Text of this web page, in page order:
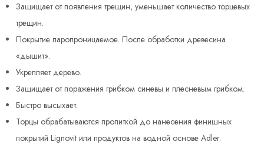
Защищает от появления трещин, уменьшает количество торцевых
трещин.
Покрытие паропроницаемое. После обработки древесина
«дышит».
Укрепляет дерево.
Защищает от поражения грибком синевы и плесневым грибком.
Быстро высыхает.
Торцы обрабатываются пропиткой до нанесения финишных
покрытий Lignovit или продуктов на водной основе Adler.